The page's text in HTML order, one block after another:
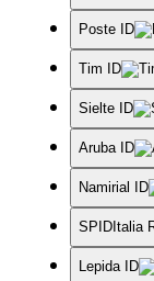
Poste ID
Tim ID
Sielte ID
Aruba ID
Namirial ID
SPIDItalia
Lepida ID